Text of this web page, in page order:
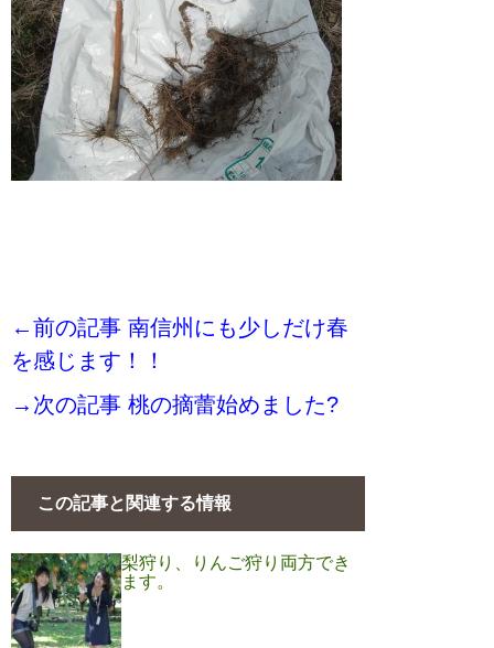
←前の記事 南信州にも少しだけ春
を感じます！！
→次の記事 桃の摘蕾始めました?
この記事と関連する情報
梨狩り、りんご狩り両方でき
ます。